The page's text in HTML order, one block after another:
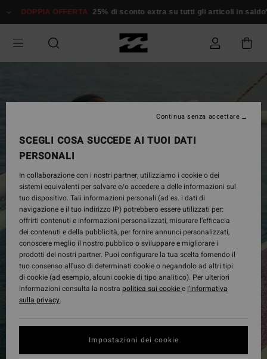
alle
prodotto
DOPPIA OFFERTA 25% di sconto extra su tutti gli articoli in saldo*
SCEGLI COSA SUCCEDE AI TUOI DATI
PERSONALI
In collaborazione con i nostri partner, utilizziamo i cookie o dei
sistemi equivalenti per salvare e/o accedere a delle informazioni sul
tuo dispositivo. Tali informazioni personali (ad es. i dati di
navigazione e il tuo indirizzo IP) potrebbero essere utilizzati per:
offrirti contenuti e informazioni personalizzati, misurare l’efficacia
dei contenuti e della pubblicità, per fornire annunci personalizzati,
conoscere meglio il nostro pubblico o sviluppare e migliorare i
prodotti dei nostri partner. Puoi configurare la tua scelta fornendo il
tuo consenso all’uso di determinati cookie o negandolo ad altri tipi
di cookie (ad esempio, alcuni cookie di tipo analitico). Per ulteriori
informazioni consulta la nostra politica sui cookiee l'informativa
sulla privacy.
Impostazioni dei cookie
Continua senza accettare